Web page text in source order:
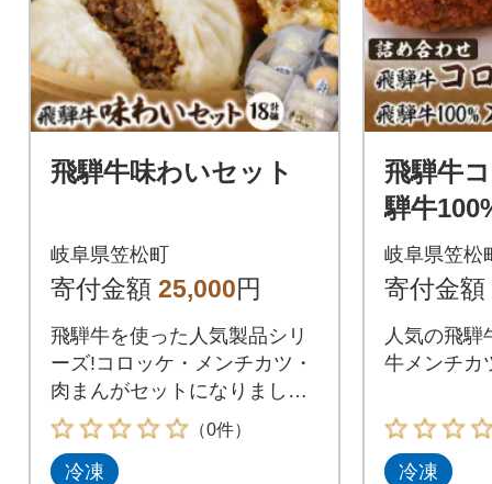
飛騨牛味わいセット
岐阜県笠松町
寄付金額 25,000円
飛騨牛を使った人気製品シリ
ーズ!コロッケ・メンチカツ・
肉まんがセットになりまし
た。
（0件）
冷凍
飛騨牛
騨牛
の詰め
岐阜県笠松
寄付金額
人気の飛騨
牛メンチカ
冷凍